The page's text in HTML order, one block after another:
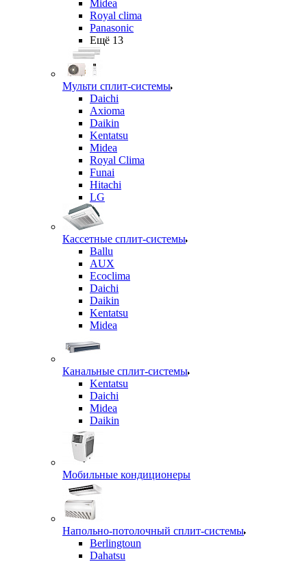
Midea
Royal clima
Panasonic
Ещё 13
Мульти сплит-системы
Daichi
Axioma
Daikin
Kentatsu
Midea
Royal Clima
Funai
Hitachi
LG
Кассетные сплит-системы
Ballu
AUX
Ecoclima
Daichi
Daikin
Kentatsu
Midea
Канальные сплит-системы
Kentatsu
Daichi
Midea
Daikin
Мобильные кондиционеры
Напольно-потолочный сплит-системы
Berlingtoun
Dahatsu